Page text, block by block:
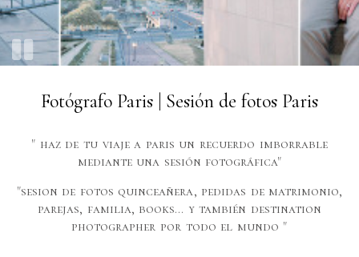
Fotógrafo Paris | Sesión de fotos Paris
" haz de tu viaje a paris un recuerdo imborrable
mediante una sesión fotográfica"
"sesion de fotos quinceañera, pedidas de matrimonio,
parejas, familia, books... y también destination
photographer por todo el mundo "